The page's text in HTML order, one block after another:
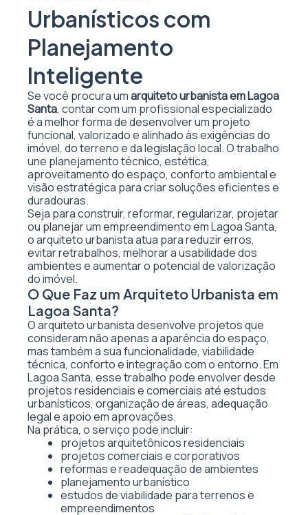
Urbanísticos com
Planejamento
Inteligente
Se você procura umarquiteto urbanista em Lagoa
Santa, contar com um profissional especializado
é a melhor forma de desenvolver um projeto
funcional, valorizado e alinhado às exigências do
imóvel, do terreno e da legislação local. O trabalho
une planejamento técnico, estética,
aproveitamento do espaço, conforto ambiental e
visão estratégica para criar soluções eficientes e
duradouras.
Seja para construir, reformar, regularizar, projetar
ou planejar um empreendimento em Lagoa Santa,
o arquiteto urbanista atua para reduzir erros,
evitar retrabalhos, melhorar a usabilidade dos
ambientes e aumentar o potencial de valorização
do imóvel.
O Que Faz um Arquiteto Urbanista em
Lagoa Santa?
O arquiteto urbanista desenvolve projetos que
consideram não apenas a aparência do espaço,
mas também a sua funcionalidade, viabilidade
técnica, conforto e integração com o entorno. Em
Lagoa Santa, esse trabalho pode envolver desde
projetos residenciais e comerciais até estudos
urbanísticos, organização de áreas, adequação
legal e apoio em aprovações.
Na prática, o serviço pode incluir:
projetos arquitetônicos residenciais
projetos comerciais e corporativos
reformas e readequação de ambientes
planejamento urbanístico
estudos de viabilidade para terrenos e
empreendimentos